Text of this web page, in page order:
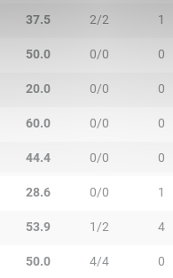
37.5 2/2 1
50.0 0/0 0
20.0 0/0 0
60.0 0/0 0
44.4 0/0 0
28.6 0/0 1
53.9 1/2 4
50.0 4/4 0